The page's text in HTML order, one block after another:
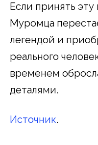
Если принять
Муромца
легендой и
реального
временем
деталями.
Источник.